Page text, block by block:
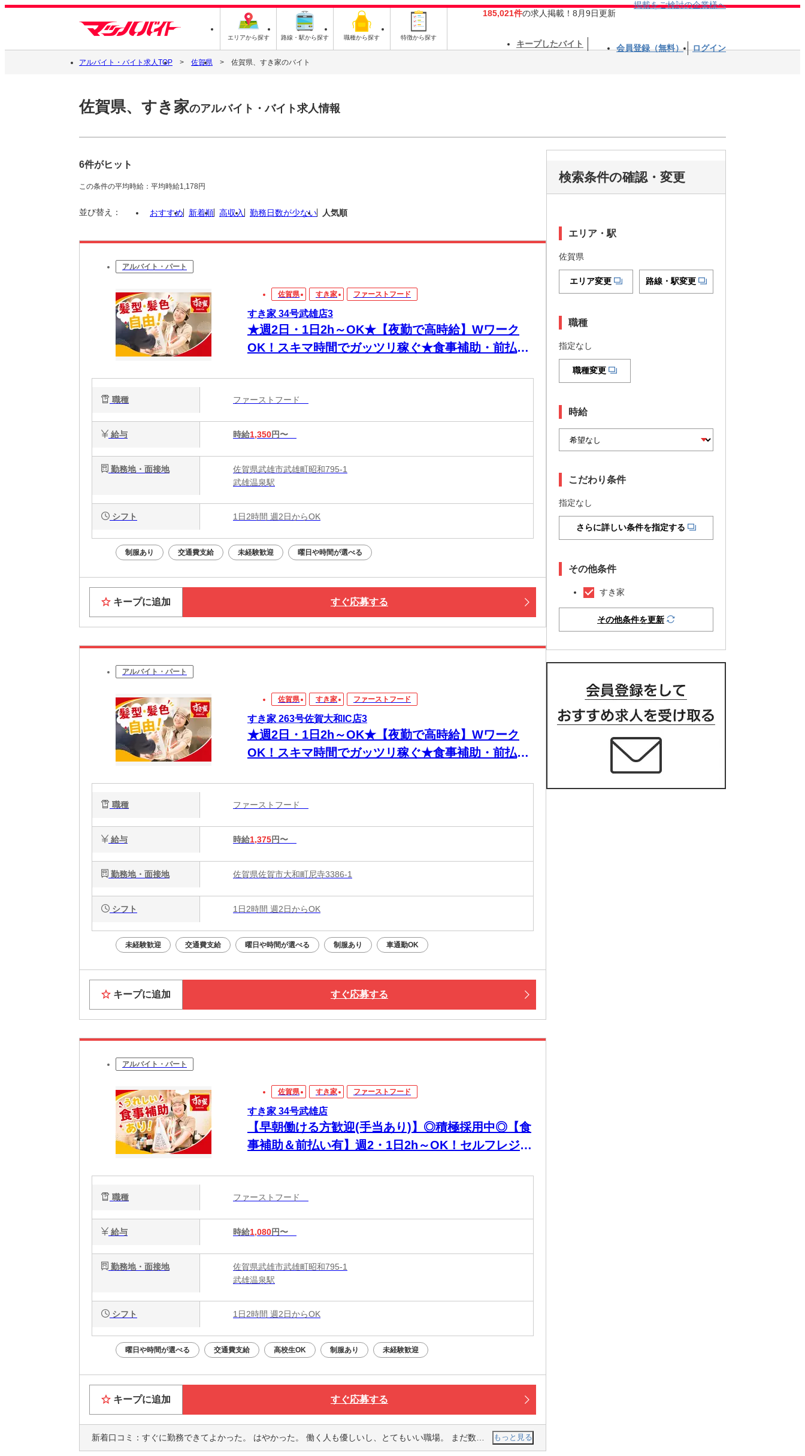
エリアから探す 路線・駅から探す 職種から探す 特徴から探す
185,021件の求人掲載！8月9日更新
掲載をご検討の企業様へ
キープしたバイト 会員登録（無料） ログイン
アルバイト・バイト求人TOP 佐賀県 佐賀県、すき家のバイト
佐賀県、すき家のアルバイト・バイト求人情報
6件がヒット
この条件の平均時給：平均時給1,178円
並び替え： おすすめ 新着順 高収入 勤務日数が少ない 人気順
アルバイト・パート
佐賀県 すき家 ファーストフード
すき家 34号武雄店3
★週2日・1日2h～OK★【夜勤で高時給】Wワーク
OK！スキマ時間でガッツリ稼ぐ★食事補助・前払い
職種 ファーストフード
給与 時給1,350円〜
勤務地・面接地
佐賀県武雄市武雄町昭和795-1
武雄温泉駅
シフト 1日2時間 週2日からOK
制服あり 交通費支給 未経験歓迎 曜日や時間が選べる
キープに追加 すぐ応募する
アルバイト・パート
佐賀県 すき家 ファーストフード
すき家 263号佐賀大和IC店3
★週2日・1日2h～OK★【夜勤で高時給】Wワーク
OK！スキマ時間でガッツリ稼ぐ★食事補助・前払い
職種 ファーストフード
給与 時給1,375円〜
勤務地・面接地 佐賀県佐賀市大和町尼寺3386-1
シフト 1日2時間 週2日からOK
未経験歓迎 交通費支給 曜日や時間が選べる 制服あり 車通勤OK
キープに追加 すぐ応募する
アルバイト・パート
佐賀県 すき家 ファーストフード
すき家 34号武雄店
【早朝働ける方歓迎(手当あり)】◎積極採用中◎【食
事補助＆前払い有】週2・1日2h～OK！セルフレジで
職種 ファーストフード
給与 時給1,080円〜
勤務地・面接地
佐賀県武雄市武雄町昭和795-1
武雄温泉駅
シフト 1日2時間 週2日からOK
曜日や時間が選べる 交通費支給 高校生OK 制服あり 未経験歓迎
キープに追加 すぐ応募する
新着口コミ： すぐに勤務できてよかった。 はやかった。 働く人も優しいし、とてもいい職場。 まだ数日しか入ってないから分からない事だらけだけど、頑張りたいと思いました。 もっと見る
検索条件の確認・変更
エリア・駅
佐賀県
エリア変更 路線・駅変更
職種
指定なし
職種変更
時給
こだわり条件
指定なし
さらに詳しい条件を指定する
その他条件
すき家
その他条件を更新